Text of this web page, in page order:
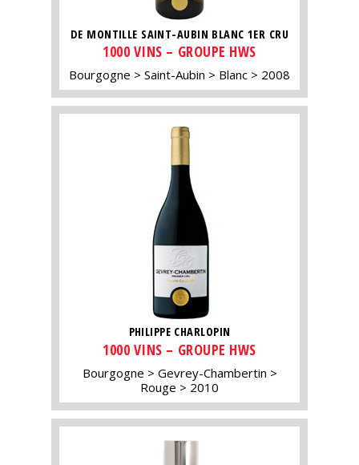
DE MONTILLE SAINT-AUBIN BLANC 1ER CRU
1000 VINS – GROUPE HWS
Bourgogne Saint-Aubin Blanc 2008
PHILIPPE CHARLOPIN
1000 VINS – GROUPE HWS
Bourgogne
Gevrey-Chambertin
Rouge
2010